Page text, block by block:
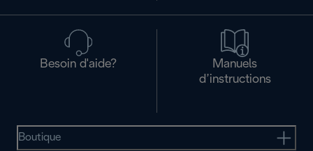
Besoin d'aide?
Manuels
d’instructions
Boutique